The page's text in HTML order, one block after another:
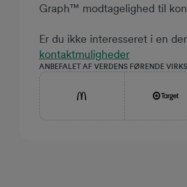
Graph™ modtagelighed til
Er du ikke interesseret i en
kontaktmuligheder
ANBEFALET AF VERDENS FØRENDE